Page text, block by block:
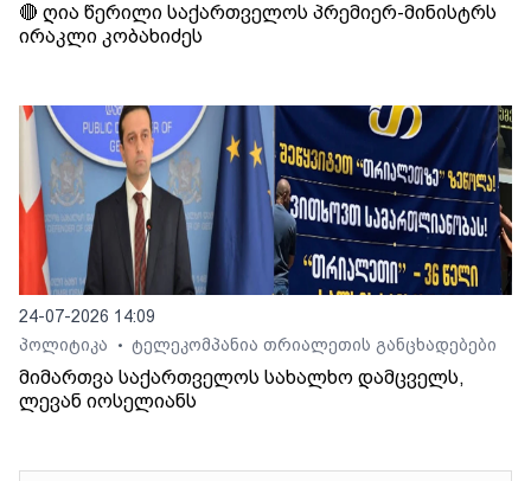
🔴 ღია წერილი საქართველოს პრემიერ-მინისტრს
ირაკლი კობახიძეს
24-07-2026 14:09
პოლიტიკა
• ტელეკომპანია თრიალეთის განცხადებები
მიმართვა საქართველოს სახალხო დამცველს,
ლევან იოსელიანს